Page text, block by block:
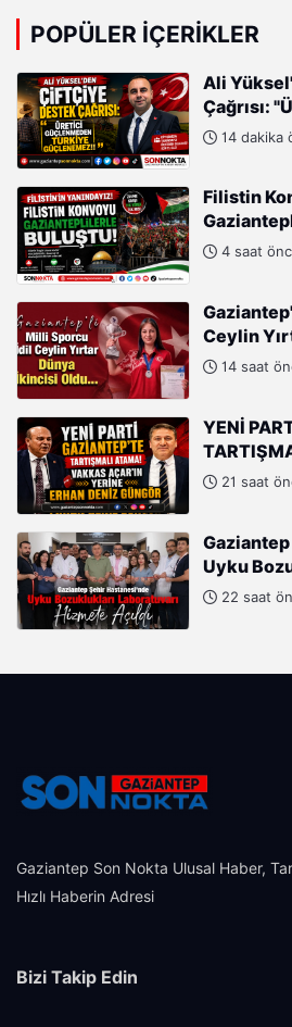
POPÜLER İÇERIKLER
Ali
Çağrısı:
Türkiye
14 dakika
Filistin
4 saat
Ceylin
Oldu14 saat
YENİ
AÇAR'IN
21 saat
Uyku
22 saat
Gaziantep Son Nokta Ulusal Haber,
Hızlı Haberin Adresi
Bizi Takip Edin